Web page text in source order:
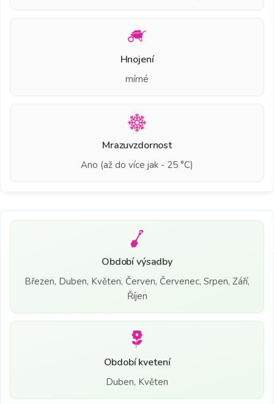
Hnojení
mírné
Mrazuvzdornost
Ano (až do více jak - 25 °C)
Období výsadby
Březen, Duben, Květen, Červen, Červenec, Srpen, Září,
Říjen
Období kvetení
Duben, Květen